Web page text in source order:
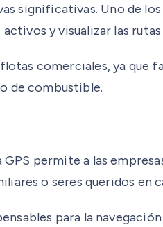
significativas. Uno de
y visualizar las
comerciales, ya que
de combustible.
permite a las
o seres queridos en
para la